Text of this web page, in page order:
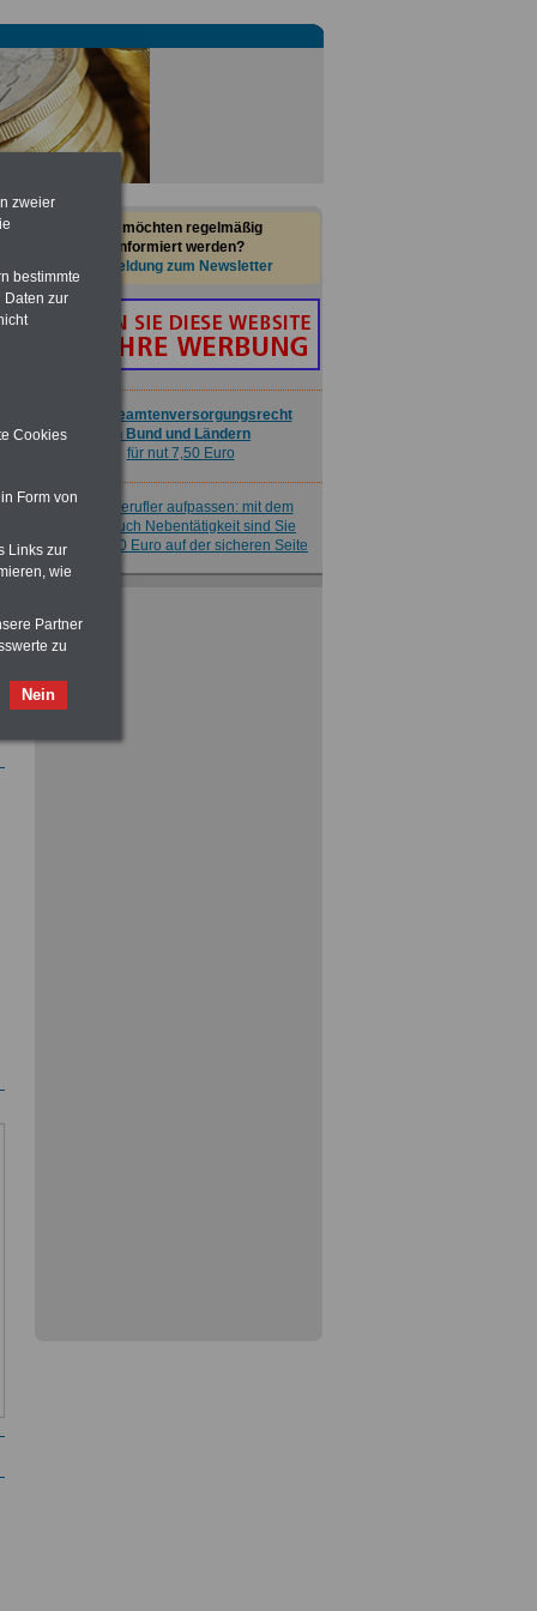
Sie möchten regelmäßig
informiert werden?
Anmeldung zum Newsletter
in Bund und Ländern
für nut 7,50 Euro
Nebenberufler aufpassen: mit dem
OnlineBuch Nebentätigkeit sind Sie
für nur 7,50 Euro auf der sicheren Seite
Bund und Ländern
für nur 7,50 Euro
Beamtenversorgungsrecht
in Bund und Ländern
für nut 7,50 Euro
Nebenberufler aufpassen: mit dem
OnlineBuch Nebentätigkeit sind Sie
für nur 7,50 Euro auf der sicheren Seite
zweier
bestimmte
Daten zur
Cookies
Form von
Links zur
wie
Partner
zu
Nein